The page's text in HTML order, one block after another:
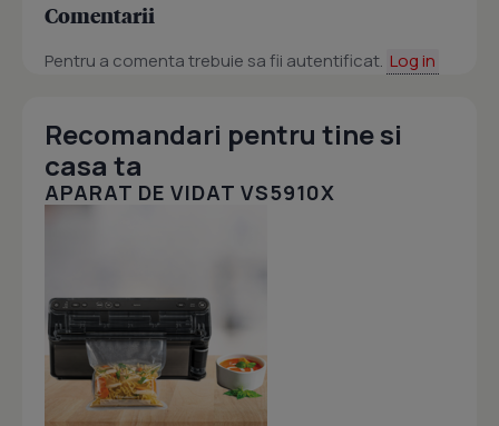
Comentarii
Pentru a comenta trebuie sa fii autentificat. Log in
Recomandari pentru tine si
casa ta
APARAT DE VIDAT VS5910X